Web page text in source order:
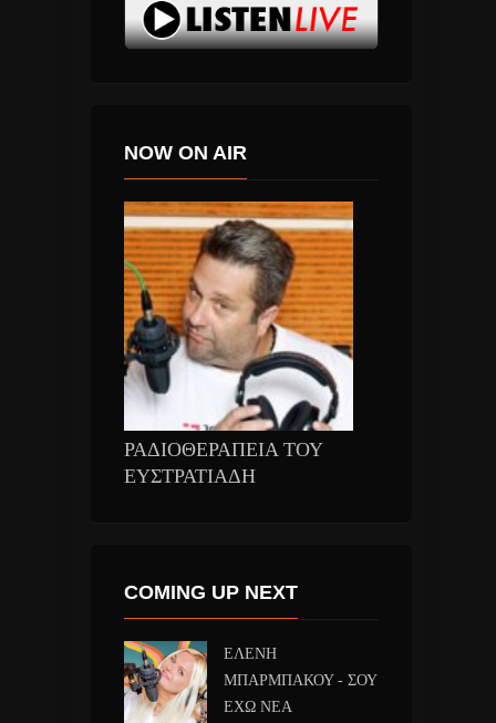
NOW ON AIR
ΡΑΔΙΟΘΕΡΑΠΕΙΑ ΤΟΥ
ΕΥΣΤΡΑΤΙΑΔΗ
COMING UP NEXT
ΕΛΕΝΗ
ΜΠΑΡΜΠΑΚΟΥ - ΣΟΥ
ΕΧΩ ΝΕΑ